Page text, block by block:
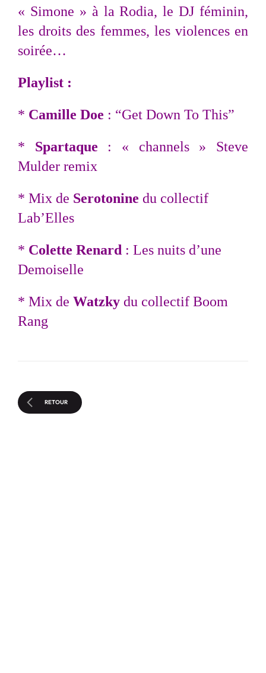
« Simone » à la Rodia, le DJ féminin,
les droits des femmes, les violences en
soirée…
Playlist :
* Camille Doe : “Get Down To This”
* Spartaque : « channels » Steve
Mulder remix
* Mix de Serotonine du collectif
Lab’Elles
* Colette Renard : Les nuits d’une
Demoiselle
* Mix de Watzky du collectif Boom
Rang
RETOUR